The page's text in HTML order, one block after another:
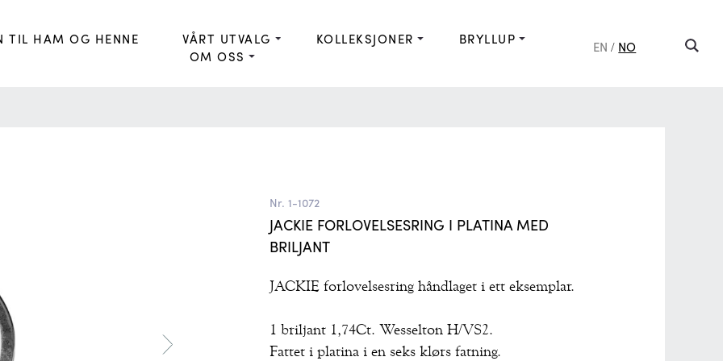
TIL HAM OG HENNE VÅRT UTVALG KOLLEKSJONER
BRYLLUP
OM OSS
EN / NO
Nr. 1-1072
JACKIE FORLOVELSESRING I PLATINA MED
BRILJANT
JACKIE forlovelsesring håndlaget i ett eksemplar.
1 briljant 1,74Ct. Wesselton H/VS2.
Fattet i platina i en seks klørs fatning.